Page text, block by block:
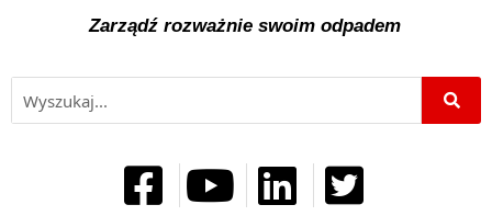
Zarządź rozważnie swoim odpadem